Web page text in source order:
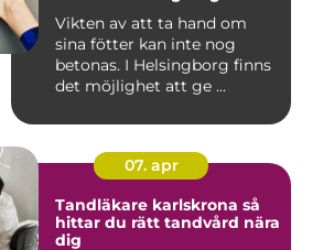
Vikten av att ta hand om
sina fötter kan inte nog
betonas. I Helsingborg finns
det möjlighet att ge ...
07. apr
Tandläkare karlskrona så
hittar du rätt tandvård nära
dig